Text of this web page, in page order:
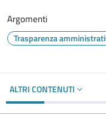
Argomenti
Trasparenza
ALTRI CONTENUTI